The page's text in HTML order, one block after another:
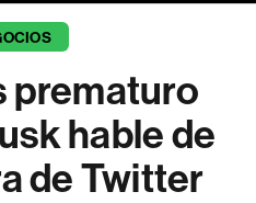
prematuro
hable de
de Twitter